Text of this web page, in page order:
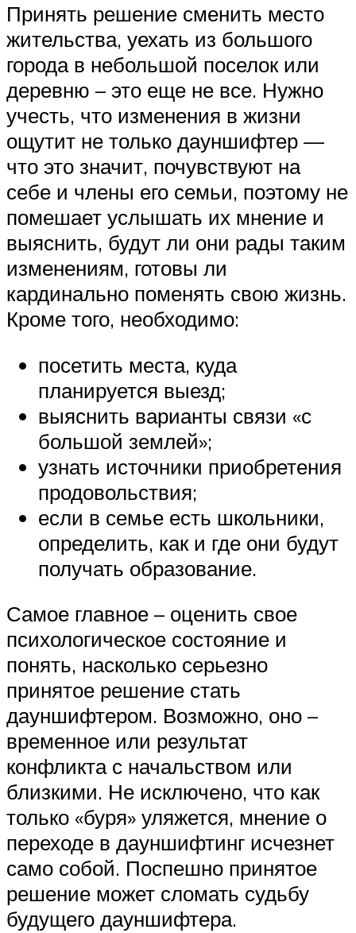
Принять решение сменить место
жительства, уехать из большого
города в небольшой поселок или
деревню – это еще не все. Нужно
учесть, что изменения в жизни
ощутит не только дауншифтер —
что это значит, почувствуют на
себе и члены его семьи, поэтому не
помешает услышать их мнение и
выяснить, будут ли они рады таким
изменениям, готовы ли
кардинально поменять свою жизнь.
Кроме того, необходимо:
посетить места, куда
планируется выезд;
выяснить варианты связи «с
большой землей»;
узнать источники приобретения
продовольствия;
если в семье есть школьники,
определить, как и где они будут
получать образование.
Самое главное – оценить свое
психологическое состояние и
понять, насколько серьезно
принятое решение стать
дауншифтером. Возможно, оно –
временное или результат
конфликта с начальством или
близкими. Не исключено, что как
только «буря» уляжется, мнение о
переходе в дауншифтинг исчезнет
само собой. Поспешно принятое
решение может сломать судьбу
будущего дауншифтера.